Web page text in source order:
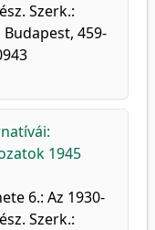
Szerk.:
Budapest, 459-
1945
6.: Az 1930-
Szerk.: